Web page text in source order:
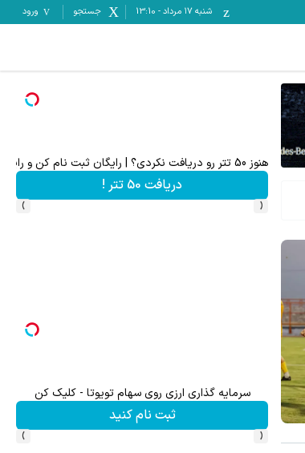
شنبه ۱۷ مرداد -
13:10 جستجو ورود
میدونستی میتونی از بالا رفتن ارزش سهام گوگل سود کسب
ثبت نام کنید
‹
›
ترید XAUUSD با اسپرد از صفر پیپ
ثبت نام کنید
‹
›